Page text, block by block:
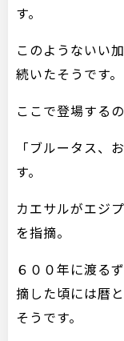
す。
このようないい
続いたそうです。
ここで登場する
「ブルータス、
す。
カエサルがエジ
を指摘。
６００年に渡る
摘した頃には暦
そうです。